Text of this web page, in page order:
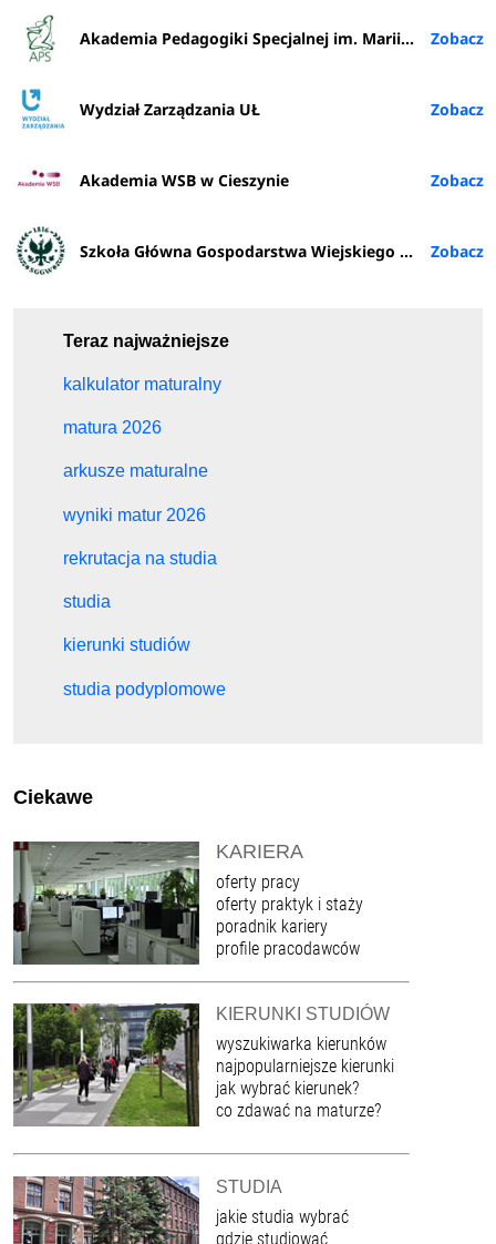
Akademia Pedagogiki Specjalnej im. Marii Grzegorzewskiej w Warszawie
Wydział Zarządzania UŁ
Akademia WSB w Cieszynie
Szkoła Główna Gospodarstwa Wiejskiego w Warszawie
Teraz najważniejsze
kalkulator maturalny
matura 2026
arkusze maturalne
wyniki matur 2026
rekrutacja na studia
studia
kierunki studiów
studia podyplomowe
Ciekawe
KARIERA
oferty pracy
oferty praktyk i staży
poradnik kariery
profile pracodawców
KIERUNKI STUDIÓW
wyszukiwarka kierunków
najpopularniejsze kierunki
jak wybrać kierunek?
co zdawać na maturze?
STUDIA
jakie studia wybrać
gdzie studiować